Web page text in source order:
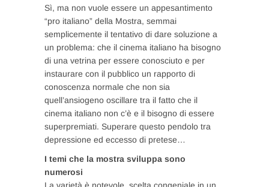
Sì, ma non vuole essere un appesantimento
“pro italiano” della Mostra, semmai
semplicemente il tentativo di dare soluzione a
un problema: che il cinema italiano ha bisogno
di una vetrina per essere conosciuto e per
instaurare con il pubblico un rapporto di
conoscenza normale che non sia
quell’ansiogeno oscillare tra il fatto che il
cinema italiano non c’è e il bisogno di essere
superpremiati. Superare questo pendolo tra
depressione ed eccesso di pretese…
I temi che la mostra sviluppa sono
numerosi